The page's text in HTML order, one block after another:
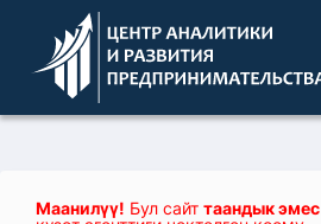
Маанилүү! Бул сайт таандык эмес